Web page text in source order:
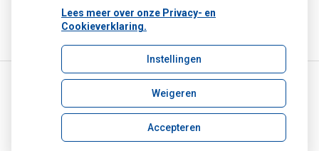
Uw Zorg Online |Beheer
info@apotheekjansen.com
Cookie-instellingen
Lees meer over onze Privacy- en
Cookieverklaring.
Instellingen
Weigeren
Accepteren